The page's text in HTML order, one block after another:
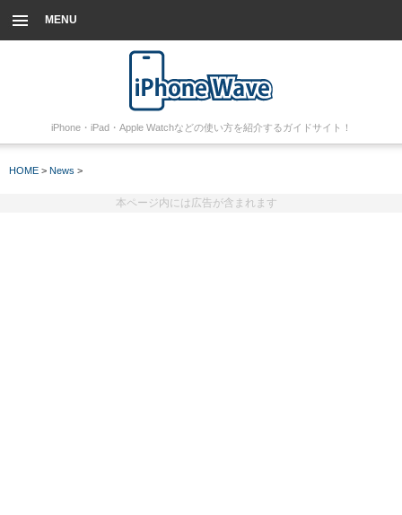
MENU
iPhone・iPad・Apple Watchなどの使い方を紹介するガイドサイト！
HOME > News >
本ページ内には広告が含まれます